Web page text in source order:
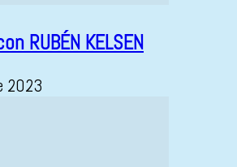
RUBÉN KELSEN
2023